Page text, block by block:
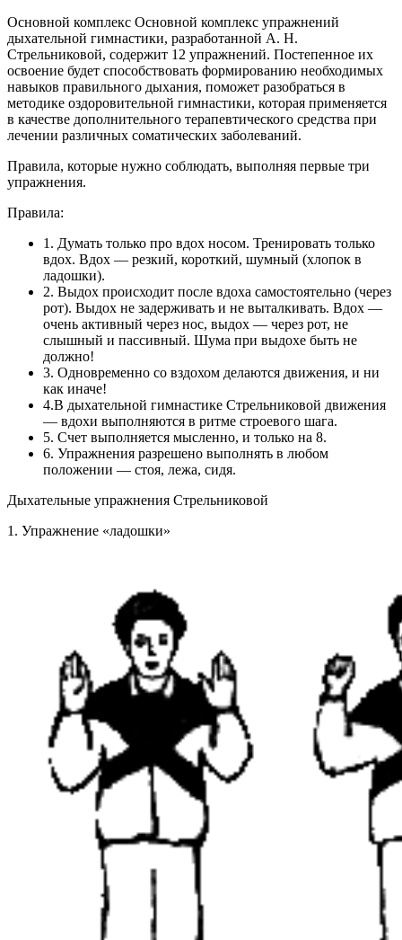
Основной комплекс Основной комплекс упражнений
дыхательной гимнастики, разработанной А. Н.
Стрельниковой, содержит 12 упражнений. Постепенное их
освоение будет способствовать формированию необходимых
навыков правильного дыхания, поможет разобраться в
методике оздоровительной гимнастики, которая применяется
в качестве дополнительного терапевтического средства при
лечении различных соматических заболеваний.
Правила, которые нужно соблюдать, выполняя первые три
упражнения.
Правила:
1. Думать только про вдох носом. Тренировать только
вдох. Вдох — резкий, короткий, шумный (хлопок в
ладошки).
2. Выдох происходит после вдоха самостоятельно (через
рот). Выдох не задерживать и не выталкивать. Вдох —
очень активный через нос, выдох — через рот, не
слышный и пассивный. Шума при выдохе быть не
должно!
3. Одновременно со вздохом делаются движения, и ни
как иначе!
4.В дыхательной гимнастике Стрельниковой движения
— вдохи выполняются в ритме строевого шага.
5. Счет выполняется мысленно, и только на 8.
6. Упражнения разрешено выполнять в любом
положении — стоя, лежа, сидя.
Дыхательные упражнения Стрельниковой
1. Упражнение «ладошки»